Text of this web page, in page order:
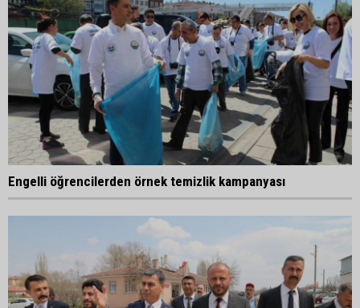
Engelli öğrencilerden örnek temizlik kampanyası